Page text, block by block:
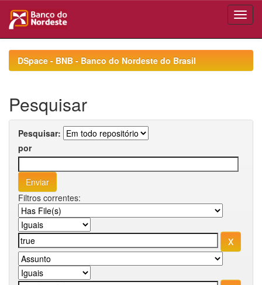
navigationDSpace - BNB - Banco do Nordeste do Brasil
Pesquisar
Pesquisar:
por
Filtros correntes: